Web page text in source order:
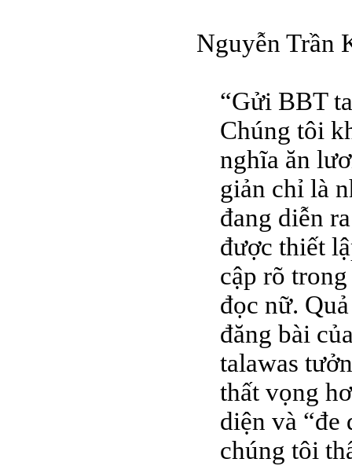
Nguyễn Trần
“Gửi BBT
Chúng tôi
nghĩa ăn
giản chỉ là
đang diễn
được thiết
cập rõ
đọc nữ.
đăng bài
talawas
thất vọng
diện và “đe
chúng tôi